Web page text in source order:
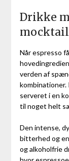
Drikke
Når espresso
verden af
kombinationer.
serveret i en
til noget helt
Den intense,
bitterhed og
og alkoholfrie